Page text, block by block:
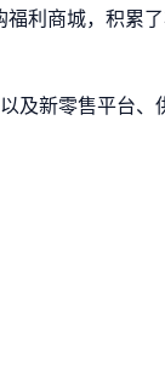
利商城，积累了
新零售平台、